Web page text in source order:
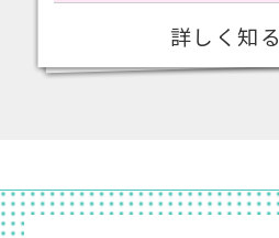
詳しく知る